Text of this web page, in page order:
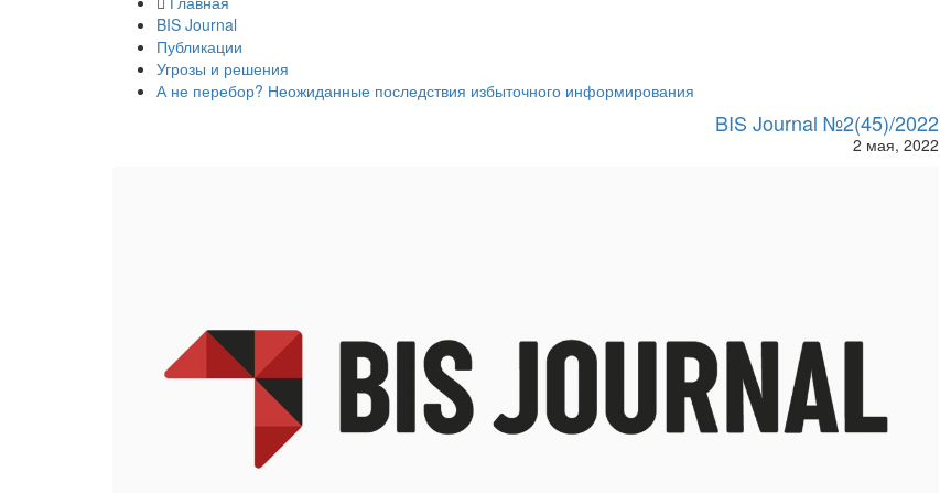
BIS Journal
Публикации
Угрозы и решения
А не перебор? Неожиданные последствия избыточного информирования
BIS Journal №2(45)/2022
2 мая, 2022